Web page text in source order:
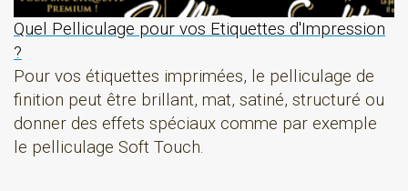
Quel Pelliculage pour vos Etiquettes d'Impression
?
Pour vos étiquettes imprimées, le pelliculage de
finition peut être brillant, mat, satiné, structuré ou
donner des effets spéciaux comme par exemple
le pelliculage Soft Touch.